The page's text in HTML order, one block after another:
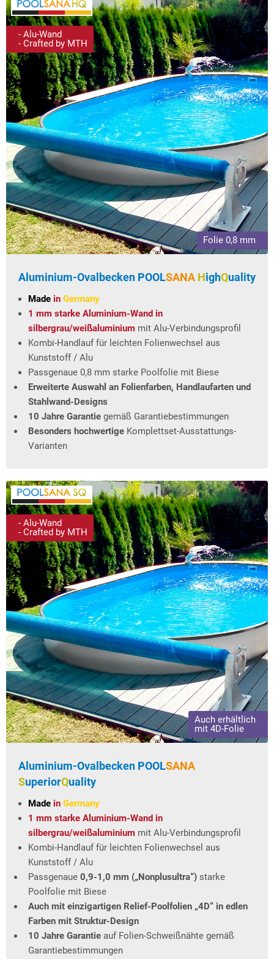
- Alu-Wand
- Crafted by MTH
Folie 0,8 mm
Aluminium-Ovalbecken POOLSANA HighQuality
Made in Germany
1 mm starke Aluminium-Wand in
silbergrau/weißaluminium mit Alu-Verbindungsprofil
Kombi-Handlauf für leichten Folienwechsel aus
Kunststoff / Alu
Passgenaue 0,8 mm starke Poolfolie mit Biese
Erweiterte Auswahl an Folienfarben, Handlaufarten und
Stahlwand-Designs
10 Jahre Garantie gemäß Garantiebestimmungen
Besonders hochwertige Komplettset-Ausstattungs-
Varianten
- Alu-Wand
- Crafted by MTH
Auch erhältlich
mit 4D-Folie
Aluminium-Ovalbecken POOLSANA
SuperiorQuality
Made in Germany
1 mm starke Aluminium-Wand in
silbergrau/weißaluminium mit Alu-Verbindungsprofil
Kombi-Handlauf für leichten Folienwechsel aus
Kunststoff / Alu
Passgenaue 0,9-1,0 mm („Nonplusultra“) starke
Poolfolie mit Biese
Auch mit einzigartigen Relief-Poolfolien „4D“ in edlen
Farben mit Struktur-Design
10 Jahre Garantie auf Folien-Schweißnähte gemäß
Garantiebestimmungen